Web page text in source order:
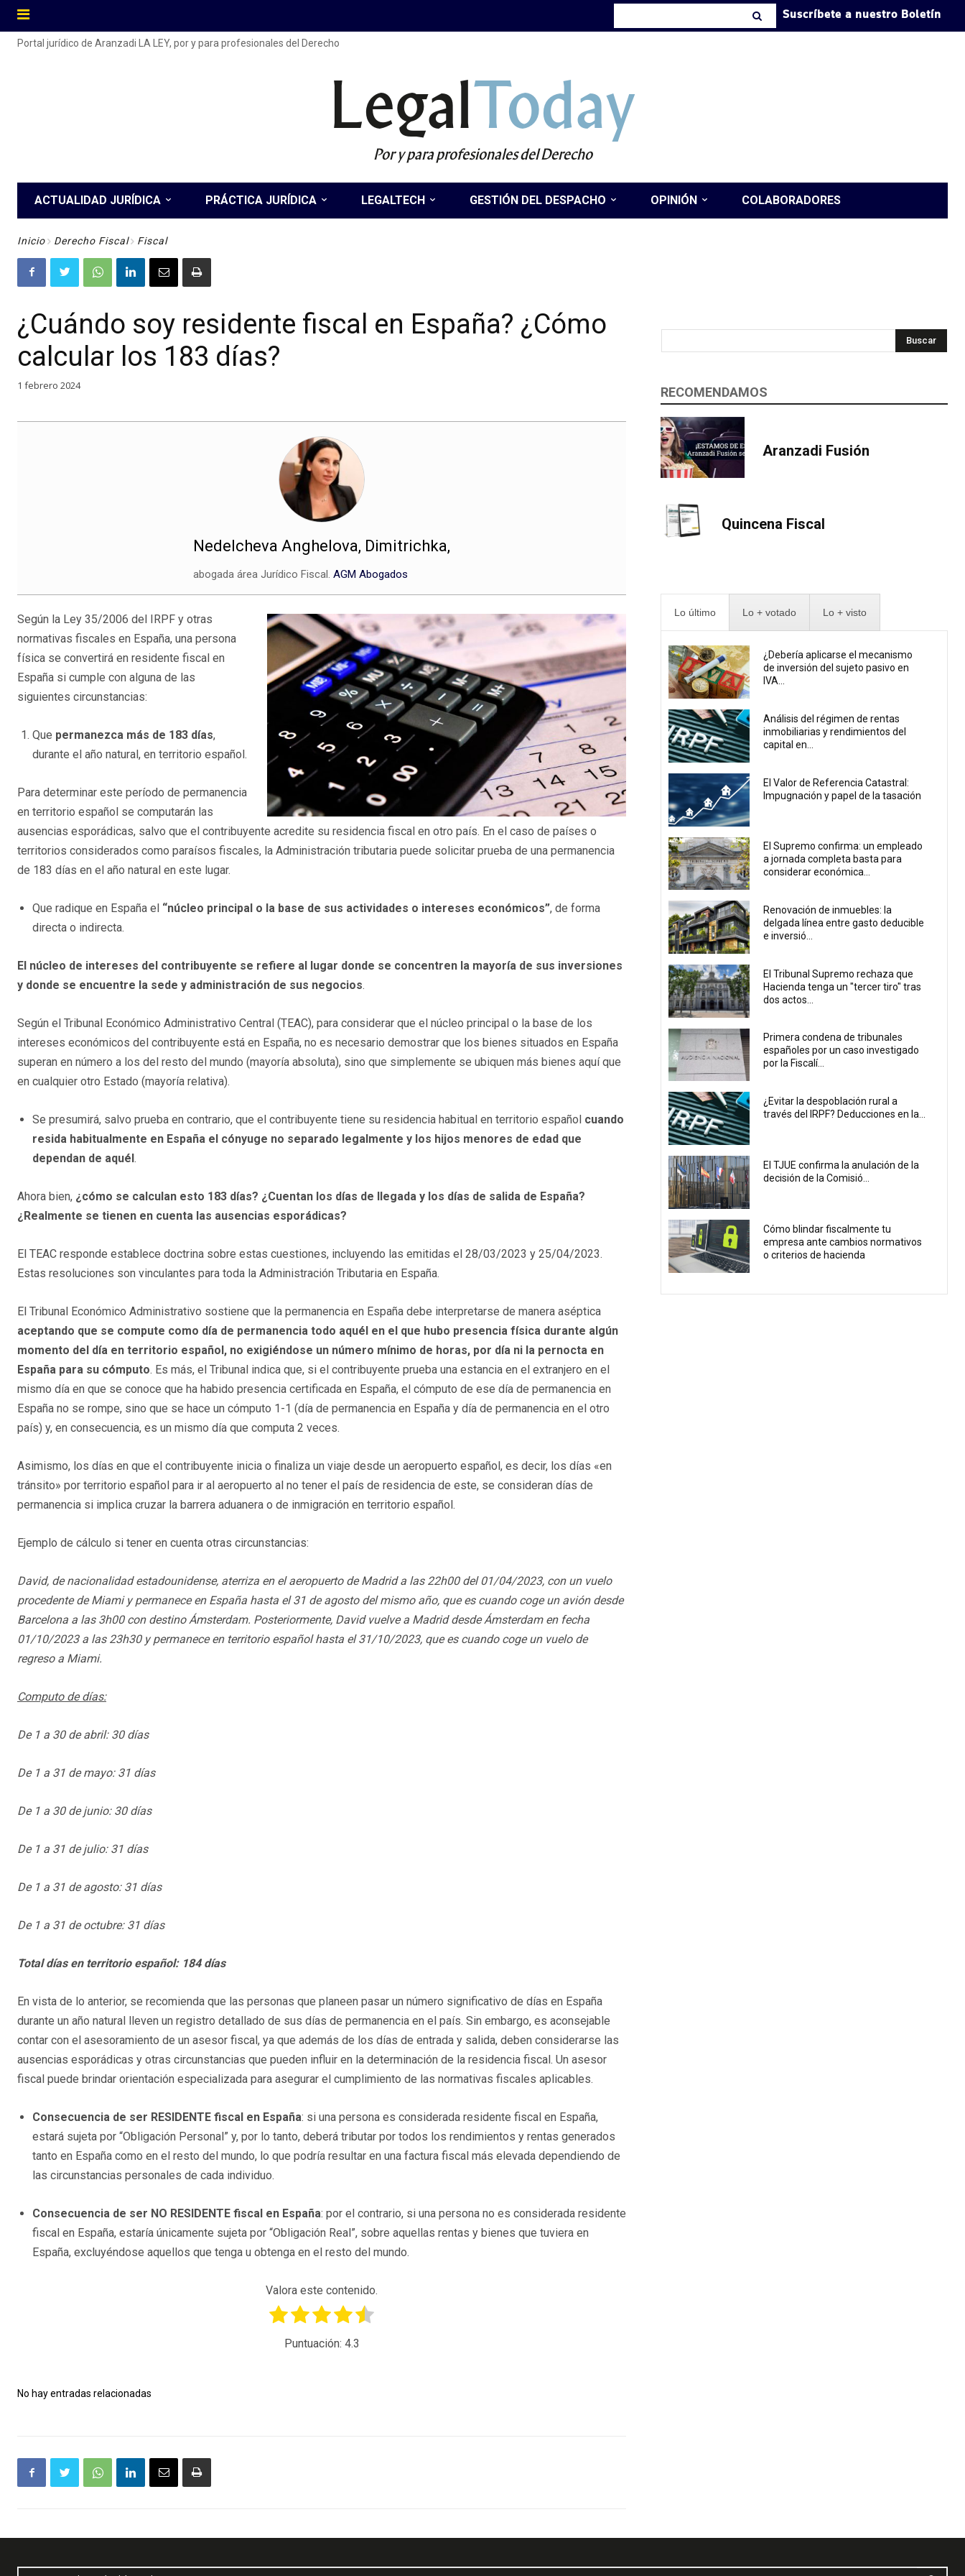
Suscríbete a nuestro Boletín
Portal jurídico de Aranzadi LA LEY, por y para profesionales del Derecho
LegalToday
Por y para profesionales del Derecho
ACTUALIDAD JURÍDICA PRÁCTICA JURÍDICA LEGALTECH GESTIÓN DEL DESPACHO OPINIÓN COLABORADORES
Inicio Derecho Fiscal Fiscal
¿Cuándo soy residente fiscal en España? ¿Cómo
calcular los 183 días?
1 febrero 2024
Nedelcheva Anghelova, Dimitrichka,
abogada área Jurídico Fiscal. AGM Abogados
Según la Ley 35/2006 del IRPF y otras
normativas fiscales en España, una persona
física se convertirá en residente fiscal en
España si cumple con alguna de las
siguientes circunstancias:
Que permanezca más de 183 días,
durante el año natural, en territorio español.
Para determinar este período de permanencia
en territorio español se computarán las
ausencias esporádicas, salvo que el contribuyente acredite su residencia fiscal en otro país. En el caso de países o
territorios considerados como paraísos fiscales, la Administración tributaria puede solicitar prueba de una permanencia
de 183 días en el año natural en este lugar.
Que radique en España el “núcleo principal o la base de sus actividades o intereses económicos”, de forma
directa o indirecta.
El núcleo de intereses del contribuyente se refiere al lugar donde se concentren la mayoría de sus inversiones
y donde se encuentre la sede y administración de sus negocios.
Según el Tribunal Económico Administrativo Central (TEAC), para considerar que el núcleo principal o la base de los
intereses económicos del contribuyente está en España, no es necesario demostrar que los bienes situados en España
superan en número a los del resto del mundo (mayoría absoluta), sino que simplemente se ubiquen más bienes aquí que
en cualquier otro Estado (mayoría relativa).
Se presumirá, salvo prueba en contrario, que el contribuyente tiene su residencia habitual en territorio español cuando
resida habitualmente en España el cónyuge no separado legalmente y los hijos menores de edad que
dependan de aquél .
Ahora bien, ¿cómo se calculan esto 183 días? ¿Cuentan los días de llegada y los días de salida de España?
¿Realmente se tienen en cuenta las ausencias esporádicas?
El TEAC responde establece doctrina sobre estas cuestiones, incluyendo las emitidas el 28/03/2023 y 25/04/2023.
Estas resoluciones son vinculantes para toda la Administración Tributaria en España.
El Tribunal Económico Administrativo sostiene que la permanencia en España debe interpretarse de manera aséptica
aceptando que se compute como día de permanencia todo aquél en el que hubo presencia física durante algún
momento del día en territorio español, no exigiéndose un número mínimo de horas, por día ni la pernocta en
España para su cómputo. Es más, el Tribunal indica que, si el contribuyente prueba una estancia en el extranjero en el
mismo día en que se conoce que ha habido presencia certificada en España, el cómputo de ese día de permanencia en
España no se rompe, sino que se hace un cómputo 1-1 (día de permanencia en España y día de permanencia en el otro
país) y, en consecuencia, es un mismo día que computa 2 veces.
Asimismo, los días en que el contribuyente inicia o finaliza un viaje desde un aeropuerto español, es decir, los días «en
tránsito» por territorio español para ir al aeropuerto al no tener el país de residencia de este, se consideran días de
permanencia si implica cruzar la barrera aduanera o de inmigración en territorio español.
Ejemplo de cálculo si tener en cuenta otras circunstancias:
David, de nacionalidad estadounidense, aterriza en el aeropuerto de Madrid a las 22h00 del 01/04/2023, con un vuelo
procedente de Miami y permanece en España hasta el 31 de agosto del mismo año, que es cuando coge un avión desde
Barcelona a las 3h00 con destino Ámsterdam. Posteriormente, David vuelve a Madrid desde Ámsterdam en fecha
01/10/2023 a las 23h30 y permanece en territorio español hasta el 31/10/2023, que es cuando coge un vuelo de
regreso a Miami.
Computo de días:
De 1 a 30 de abril: 30 días
De 1 a 31 de mayo: 31 días
De 1 a 30 de junio: 30 días
De 1 a 31 de julio: 31 días
De 1 a 31 de agosto: 31 días
De 1 a 31 de octubre: 31 días
Total días en territorio español: 184 días
En vista de lo anterior, se recomienda que las personas que planeen pasar un número significativo de días en España
durante un año natural lleven un registro detallado de sus días de permanencia en el país. Sin embargo, es aconsejable
contar con el asesoramiento de un asesor fiscal, ya que además de los días de entrada y salida, deben considerarse las
ausencias esporádicas y otras circunstancias que pueden influir en la determinación de la residencia fiscal. Un asesor
fiscal puede brindar orientación especializada para asegurar el cumplimiento de las normativas fiscales aplicables.
Consecuencia de ser RESIDENTE fiscal en España: si una persona es considerada residente fiscal en España,
estará sujeta por “Obligación Personal” y, por lo tanto, deberá tributar por todos los rendimientos y rentas generados
tanto en España como en el resto del mundo, lo que podría resultar en una factura fiscal más elevada dependiendo de
las circunstancias personales de cada individuo.
Consecuencia de ser NO RESIDENTE fiscal en España: por el contrario, si una persona no es considerada residente
fiscal en España, estaría únicamente sujeta por “Obligación Real”, sobre aquellas rentas y bienes que tuviera en
España, excluyéndose aquellos que tenga u obtenga en el resto del mundo.
Valora este contenido.
Puntuación: 4.3
No hay entradas relacionadas
Buscar
RECOMENDAMOS
Aranzadi Fusión
Quincena Fiscal
Lo último Lo + votado Lo + visto
¿Debería aplicarse el mecanismo
de inversión del sujeto pasivo en
IVA...
Análisis del régimen de rentas
inmobiliarias y rendimientos del
capital en...
El Valor de Referencia Catastral:
Impugnación y papel de la tasación
El Supremo confirma: un empleado
a jornada completa basta para
considerar económica...
Renovación de inmuebles: la
delgada línea entre gasto deducible
e inversió...
El Tribunal Supremo rechaza que
Hacienda tenga un "tercer tiro" tras
dos actos...
Primera condena de tribunales
españoles por un caso investigado
por la Fiscalí...
¿Evitar la despoblación rural a
través del IRPF? Deducciones en la...
El TJUE confirma la anulación de la
decisión de la Comisió...
Cómo blindar fiscalmente tu
empresa ante cambios normativos
o criterios de hacienda